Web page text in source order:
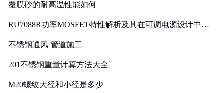
覆膜砂的耐高温性能如何
RU7088R功率MOSFET特性解析及其在可调电源设计中的
不锈钢通风 管道施工
201不锈钢重量计算方法大全
M20螺纹大径和小径是多少